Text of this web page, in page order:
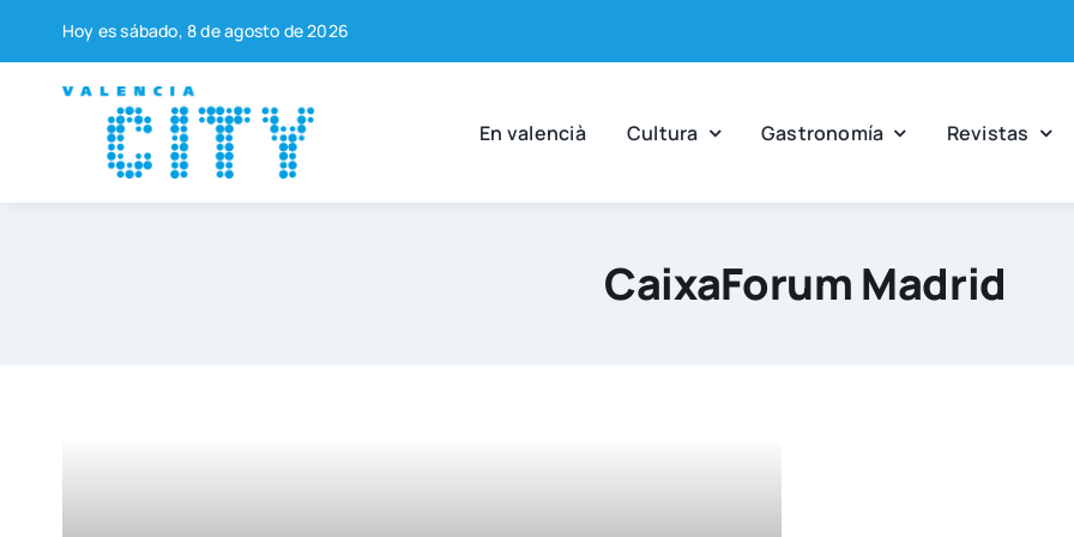
contenido
Hoy es sába­do, 8 de agos­to de 2026
En valen­cià Cul­tu­ra Gas­tro­no­mía Revis­tas
CaixaForum Madrid